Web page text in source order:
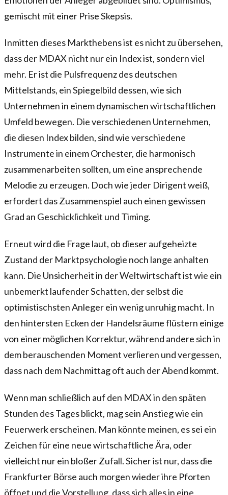
gemischt mit einer Prise Skepsis.
Inmitten dieses Markthebens ist es nicht zu übersehen,
dass der MDAX nicht nur ein Index ist, sondern viel
mehr. Er ist die Pulsfrequenz des deutschen
Mittelstands, ein Spiegelbild dessen, wie sich
Unternehmen in einem dynamischen wirtschaftlichen
Umfeld bewegen. Die verschiedenen Unternehmen,
die diesen Index bilden, sind wie verschiedene
Instrumente in einem Orchester, die harmonisch
zusammenarbeiten sollten, um eine ansprechende
Melodie zu erzeugen. Doch wie jeder Dirigent weiß,
erfordert das Zusammenspiel auch einen gewissen
Grad an Geschicklichkeit und Timing.
Erneut wird die Frage laut, ob dieser aufgeheizte
Zustand der Marktpsychologie noch lange anhalten
kann. Die Unsicherheit in der Weltwirtschaft ist wie ein
unbemerkt laufender Schatten, der selbst die
optimistischsten Anleger ein wenig unruhig macht. In
den hintersten Ecken der Handelsräume flüstern einige
von einer möglichen Korrektur, während andere sich in
dem berauschenden Moment verlieren und vergessen,
dass nach dem Nachmittag oft auch der Abend kommt.
Wenn man schließlich auf den MDAX in den späten
Stunden des Tages blickt, mag sein Anstieg wie ein
Feuerwerk erscheinen. Man könnte meinen, es sei ein
Zeichen für eine neue wirtschaftliche Ära, oder
vielleicht nur ein bloßer Zufall. Sicher ist nur, dass die
Frankfurter Börse auch morgen wieder ihre Pforten
öffnet und die Vorstellung, dass sich alles in eine